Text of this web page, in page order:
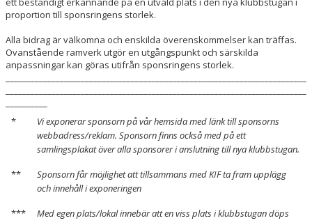
proportion till sponsringens storlek.
Alla bidrag är välkomna och enskilda överenskommelser kan träffas.
Ovanstående ramverk utgör en utgångspunkt och särskilda
anpassningar kan göras utifrån sponsringens storlek.
*
Vi exponerar sponsorn på vår hemsida med länk till sponsorns
webbadress/reklam. Sponsorn finns också med på ett
samlingsplakat över alla sponsorer i anslutning till nya klubbstugan.
**
Sponsorn får möjlighet att tillsammans med KIF ta fram upplägg
och innehåll i exponeringen
***
Med egen plats/lokal innebär att en viss plats i klubbstugan döps